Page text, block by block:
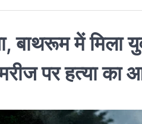
बाथरूम में मिला
पर हत्या का